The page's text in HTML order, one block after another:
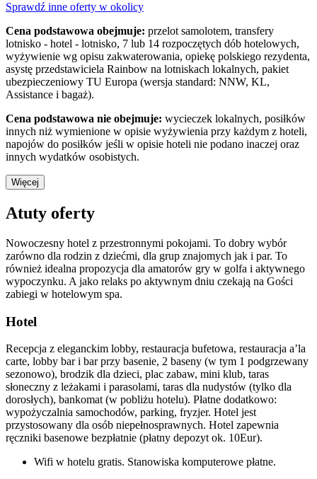
Sprawdź inne oferty w okolicy
Cena podstawowa obejmuje: przelot samolotem, transfery
lotnisko - hotel - lotnisko, 7 lub 14 rozpoczętych dób hotelowych,
wyżywienie wg opisu zakwaterowania, opiekę polskiego rezydenta,
asystę przedstawiciela Rainbow na lotniskach lokalnych, pakiet
ubezpieczeniowy TU Europa (wersja standard: NNW, KL,
Assistance i bagaż).
Cena podstawowa nie obejmuje: wycieczek lokalnych, posiłków
innych niż wymienione w opisie wyżywienia przy każdym z hoteli,
napojów do posiłków jeśli w opisie hoteli nie podano inaczej oraz
innych wydatków osobistych.
Więcej
Atuty oferty
Nowoczesny hotel z przestronnymi pokojami. To dobry wybór
zarówno dla rodzin z dziećmi, dla grup znajomych jak i par. To
również idealna propozycja dla amatorów gry w golfa i aktywnego
wypoczynku. A jako relaks po aktywnym dniu czekają na Gości
zabiegi w hotelowym spa.
Hotel
Recepcja z eleganckim lobby, restauracja bufetowa, restauracja a’la
carte, lobby bar i bar przy basenie, 2 baseny (w tym 1 podgrzewany
sezonowo), brodzik dla dzieci, plac zabaw, mini klub, taras
słoneczny z leżakami i parasolami, taras dla nudystów (tylko dla
dorosłych), bankomat (w pobliżu hotelu). Płatne dodatkowo:
wypożyczalnia samochodów, parking, fryzjer. Hotel jest
przystosowany dla osób niepełnosprawnych. Hotel zapewnia
ręczniki basenowe bezpłatnie (płatny depozyt ok. 10Eur).
Wifi w hotelu gratis. Stanowiska komputerowe płatne.